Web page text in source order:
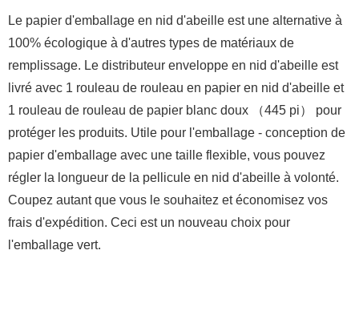
Le papier d'emballage en nid d'abeille est une alternative à
100% écologique à d'autres types de matériaux de
remplissage. Le distributeur enveloppe en nid d'abeille est
livré avec 1 rouleau de rouleau en papier en nid d'abeille et
1 rouleau de rouleau de papier blanc doux （445 pi） pour
protéger les produits. Utile pour l'emballage - conception de
papier d'emballage avec une taille flexible, vous pouvez
régler la longueur de la pellicule en nid d'abeille à volonté.
Coupez autant que vous le souhaitez et économisez vos
frais d'expédition. Ceci est un nouveau choix pour
l'emballage vert.